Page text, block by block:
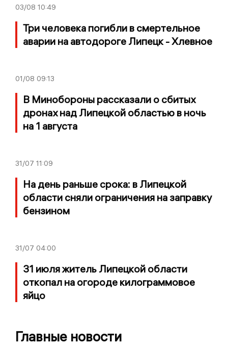
03/08 10:49
Три человека погибли в смертельное
аварии на автодороге Липецк - Хлевное
01/08 09:13
В Минобороны рассказали о сбитых
дронах над Липецкой областью в ночь
на 1 августа
31/07 11:09
На день раньше срока: в Липецкой
области сняли ограничения на заправку
бензином
31/07 04:00
31 июля житель Липецкой области
откопал на огороде килограммовое
яйцо
Главные новости